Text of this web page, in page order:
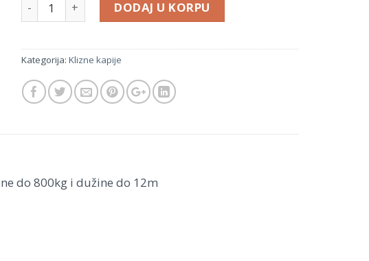
DODAJ U KORPU
Kategorija: Klizne kapije
do 800kg i dužine do 12m